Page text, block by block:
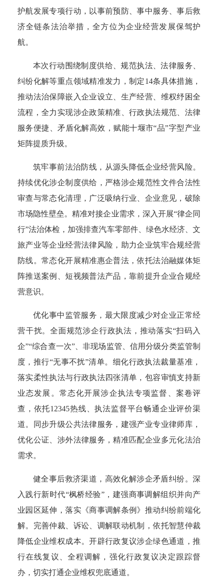
护航发展专项行动，以事前预防、事中服务、事后救
济全链条法治举措，全方位为企业经营发展保驾护
航。
本次行动围绕制度供给、规范执法、法律服务、
纠纷化解等重点领域精准发力，制定14条具体措施，
推动法治保障嵌入企业设立、生产经营、维权纾困全
流程，全力实现涉企政策精准、行政执法规范、法律
服务便捷、矛盾化解高效，赋能十堰市“品”字型产业
矩阵提质升级。
筑牢事前法治防线，从源头降低企业经营风险。
持续优化涉企制度供给，严格涉企规范性文件合法性
审查与常态化清理，广泛吸纳行业、企业意见，破除
市场隐性壁垒。精准对接企业需求，深入开展“律企同
行”法治体检，加强排查汽车零部件、绿色水经济、文
旅产业等企业经营法律风险，助力企业筑牢合规经营
防线。常态化开展精准惠企普法，依托法治融媒体矩
阵推送案例、短视频普法产品，靠前提升企业合规经
营意识。
优化事中监管服务，最大限度减少对企业正常经
营干扰。全面规范涉企行政执法，推动落实“扫码入
企”“综合查一次”、非现场监管、信用分级分类监管制
度，推行“无事不扰”清单。细化行政执法裁量基准，
落实柔性执法与行政执法四张清单，包容审慎支持新
业态发展。常态化开展涉企执法专项监督、案卷评
查，依托12345热线、执法监督平台畅通企业评价渠
道。同步升级公共法律服务，建强产业专业律师库，
优化公证、涉外法律服务，精准匹配企业多元化法治
需求。
健全事后救济渠道，高效化解涉企矛盾纠纷。深
入践行新时代“枫桥经验”，建强商事调解组织并向产
业园区延伸，落实《商事调解条例》推动纠纷前端化
解。完善仲裁、诉讼、调解联动机制，依托智慧仲裁
降低企业维权成本。开辟行政复议涉企绿色通道，推
行在线复议、全程调解，强化行政复议决定跟踪督
办，切实打通企业维权兜底通道。